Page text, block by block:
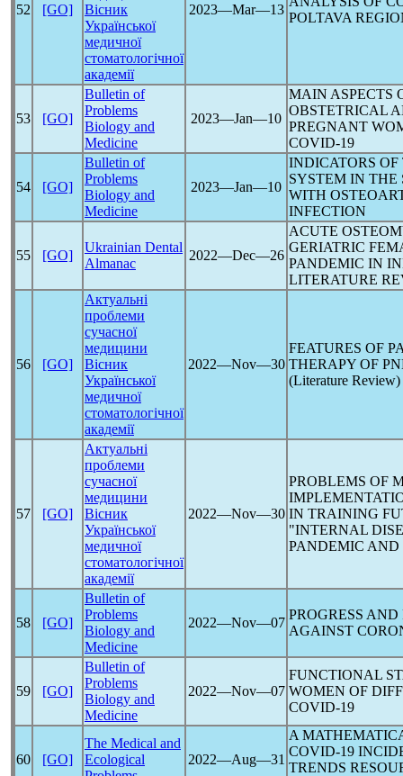
52 [GO]
Вісник
Української
медичної
стоматологічної
академії
2023―Mar―13
POLTAVA
53 [GO]
Bulletin of
Problems
Biology and
Medicine
2023―Jan―10
MAIN ASPECTS
OBSTETRICAL
PREGNANT
COVID-19
54 [GO]
Bulletin of
Problems
Biology and
Medicine
2023―Jan―10
INDICATORS
SYSTEM IN
WITH
INFECTION
55 [GO]
Ukrainian Dental
Almanac
2022―Dec―26
ACUTE
GERIATRIC
PANDEMIC IN
LITERATURE
56 [GO]
Актуальні
проблеми
сучасної
медицини
Вісник
Української
медичної
стоматологічної
академії
2022―Nov―30
FEATURES OF
THERAPY OF
(Literature Review)
57 [GO]
Актуальні
проблеми
сучасної
медицини
Вісник
Української
медичної
стоматологічної
академії
2022―Nov―30
PROBLEMS OF
IN TRAINING
"INTERNAL
PANDEMIC AND
58 [GO]
Bulletin of
Problems
Biology and
Medicine
2022―Nov―07
PROGRESS
AGAINST
59 [GO]
Bulletin of
Problems
Biology and
Medicine
2022―Nov―07
FUNCTIONAL
WOMEN OF
COVID-19
60 [GO]
The Medical and
Ecological
2022―Aug―31
A
COVID-19
TRENDS